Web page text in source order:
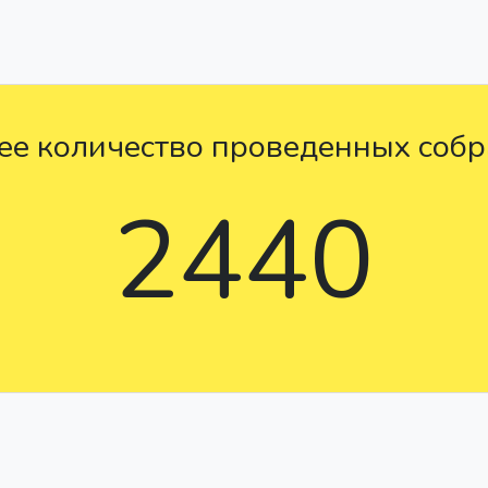
количество проведенных
2440